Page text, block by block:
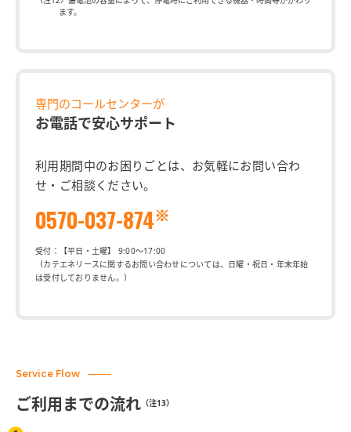
ます。
専門のコールセンターが
お電話で安心サポート
利用期間中のお困りごとは、お気軽にお問い合わ
せ・ご相談ください。
0570-037-874※
受付：【平日・土曜】 9:00～17:00
（カテエネリースに関するお問い合わせについては、日曜・祝日・年末年始
は受付しておりません。）
Service Flow
ご利用までの流れ （注13）